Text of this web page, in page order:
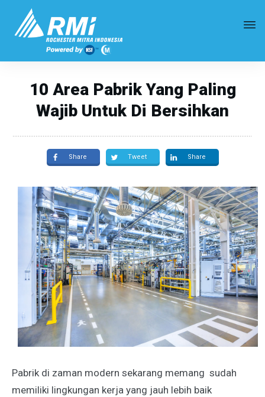
10 Area Pabrik Yang Paling
Wajib Untuk Di Bersihkan
Share Tweet Share
Pabrik di zaman modern sekarang memang sudah
memiliki lingkungan kerja yang jauh lebih baik